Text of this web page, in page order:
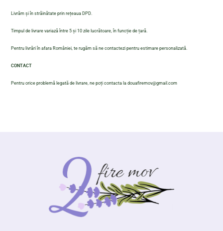
Livrăm și în străinătate prin rețeaua DPD.
Timpul de livrare variază între 5 și 10 zile lucrătoare, în funcție de țară.
Pentru livrări în afara României, te rugăm să ne contactezi pentru estimare personalizată.
CONTACT
Pentru orice problemă legată de livrare, ne poți contacta la douafiremov@gmail.com